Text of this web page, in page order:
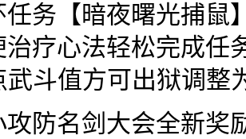
任务【暗夜曙光捕鼠
治疗心法轻松完成任
武斗值方可出狱调整
名剑大会全新奖